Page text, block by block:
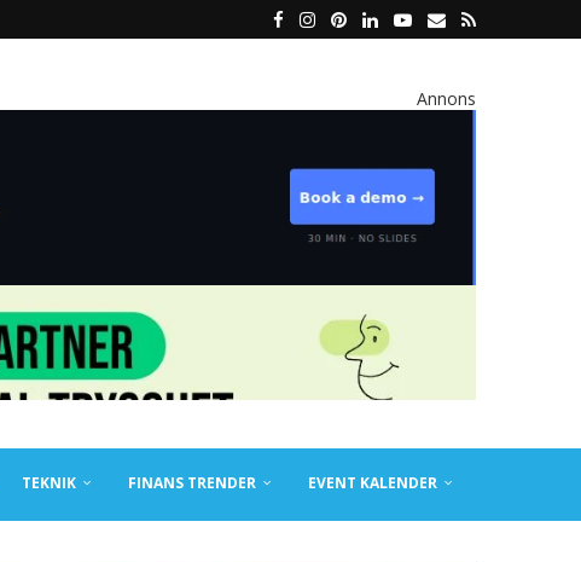
Annons
TEKNIK FINANS TRENDER EVENT KALENDER